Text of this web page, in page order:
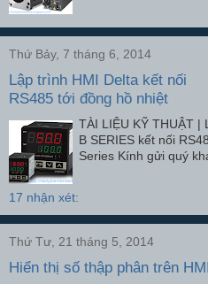
Thứ Bảy, 7 tháng 6, 2014
Lập trình HMI Delta kết nối
RS485 tới đồng hồ nhiệt
TÀI LIỆU KỸ THUẬT |
B SERIES kết nối
Series Kính gửi quý
17 nhận xét:
Thứ Tư, 21 tháng 5, 2014
Hiển thị số thập phân trên HMI